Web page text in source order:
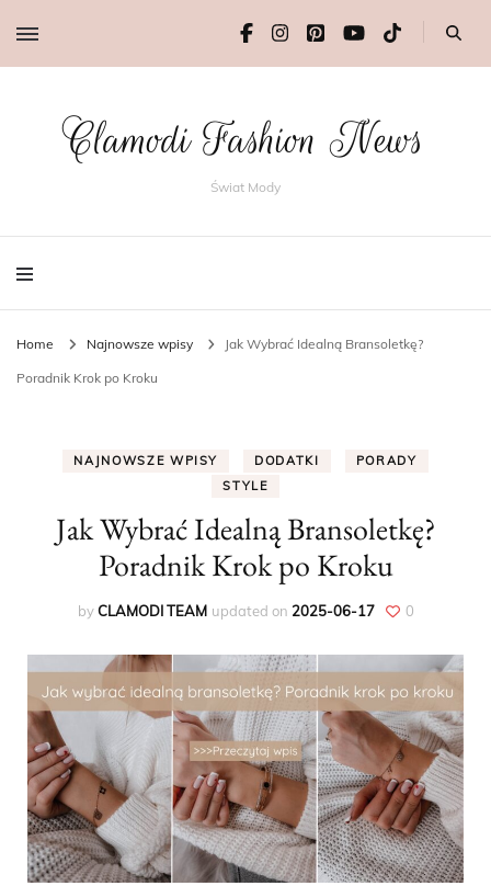
Clamodi Fashion News
Świat Mody
Home Najnowsze wpisy Jak Wybrać Idealną Bransoletkę?
Poradnik Krok po Kroku
NAJNOWSZE WPISY DODATKI
PORADY
STYLE
Jak Wybrać Idealną Bransoletkę?
Poradnik Krok po Kroku
byCLAMODI TEAM updated on 2025-06-17 0